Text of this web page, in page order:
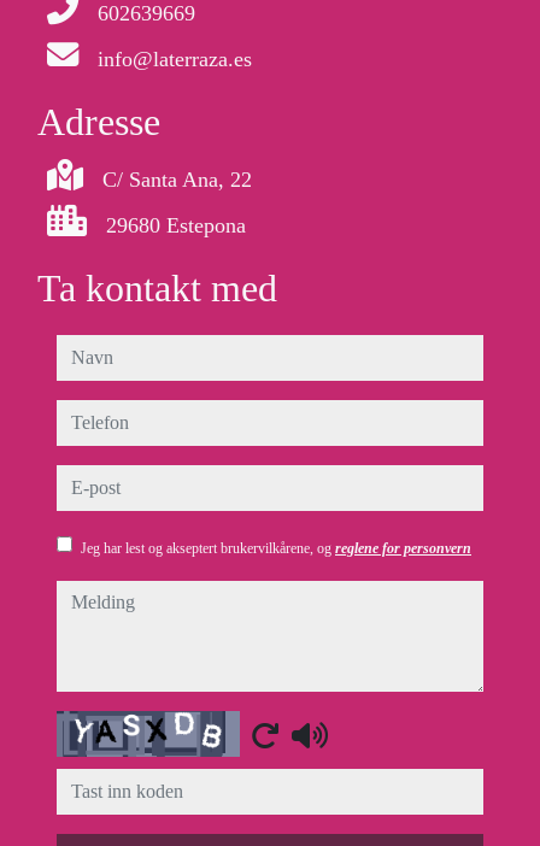
602639669
info@laterraza.es
Adresse
C/ Santa Ana, 22
29680 Estepona
Ta kontakt med
navn
telefon
e-post
Jeg har lest og akseptert brukervilkårene, og reglene for personvern
melding
Captcha